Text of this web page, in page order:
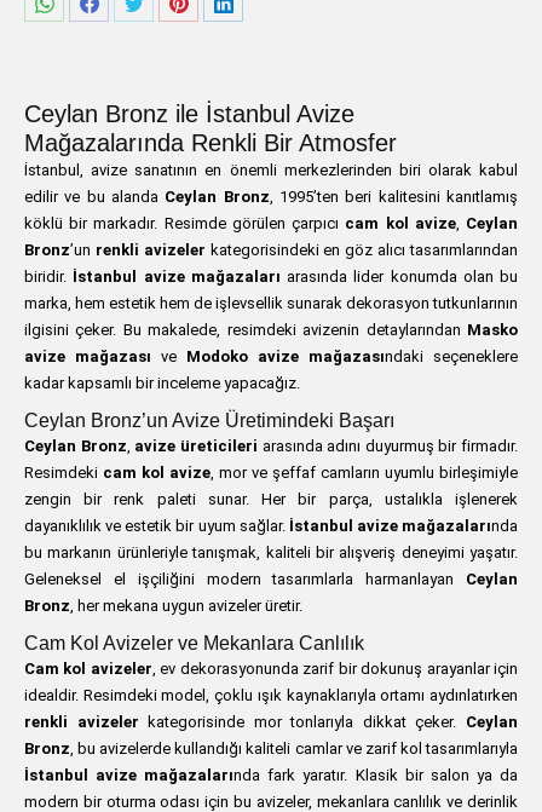
ShareShareShareShareShare
Ceylan Bronz ile İstanbul Avize
Mağazalarında Renkli Bir Atmosfer
İstanbul, avize sanatının en önemli merkezlerinden biri olarak kabul
edilir ve bu alanda Ceylan Bronz, 1995’ten beri kalitesini kanıtlamış
köklü bir markadır. Resimde görülen çarpıcı cam kol avize, Ceylan
Bronz’un renkli avizeler kategorisindeki en göz alıcı tasarımlarından
biridir. İstanbul avize mağazaları arasında lider konumda olan bu
marka, hem estetik hem de işlevsellik sunarak dekorasyon tutkunlarının
ilgisini çeker. Bu makalede, resimdeki avizenin detaylarından Masko
avize mağazası ve Modoko avize mağazasındaki seçeneklere
kadar kapsamlı bir inceleme yapacağız.
Ceylan Bronz’un Avize Üretimindeki Başarı
Ceylan Bronz, avize üreticileri arasında adını duyurmuş bir firmadır.
Resimdeki cam kol avize, mor ve şeffaf camların uyumlu birleşimiyle
zengin bir renk paleti sunar. Her bir parça, ustalıkla işlenerek
dayanıklılık ve estetik bir uyum sağlar. İstanbul avize mağazalarında
bu markanın ürünleriyle tanışmak, kaliteli bir alışveriş deneyimi yaşatır.
Geleneksel el işçiliğini modern tasarımlarla harmanlayan Ceylan
Bronz, her mekana uygun avizeler üretir.
Cam Kol Avizeler ve Mekanlara Canlılık
Cam kol avizeler, ev dekorasyonunda zarif bir dokunuş arayanlar için
idealdir. Resimdeki model, çoklu ışık kaynaklarıyla ortamı aydınlatırken
renkli avizeler kategorisinde mor tonlarıyla dikkat çeker. Ceylan
Bronz, bu avizelerde kullandığı kaliteli camlar ve zarif kol tasarımlarıyla
İstanbul avize mağazalarında fark yaratır. Klasik bir salon ya da
modern bir oturma odası için bu avizeler, mekanlara canlılık ve derinlik